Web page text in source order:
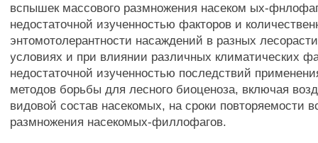
вспышек массового размножения насеком ых-
недостаточной изученностью факторов и
энтомотолерантности насаждений в разных
условиях и при влиянии различных климатических
недостаточной изученностью последствий
методов борьбы для лесного биоценоза, включая
видовой состав насекомых, на сроки повторяемости
размножения насекомых-филлофагов.